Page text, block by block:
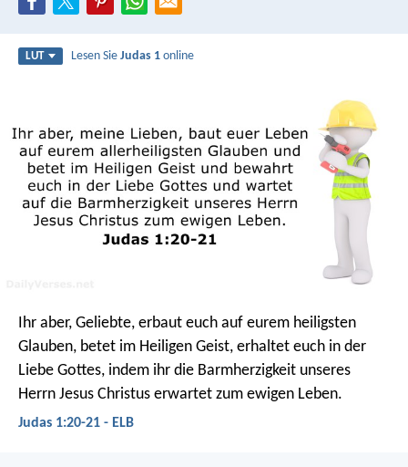
LUT Lesen SieJudas 1 online
Ihr aber, Geliebte, erbaut euch auf eurem heiligsten
Glauben, betet im Heiligen Geist, erhaltet euch in der
Liebe Gottes, indem ihr die Barmherzigkeit unseres
Herrn Jesus Christus erwartet zum ewigen Leben.
Judas 1:20-21 - ELB